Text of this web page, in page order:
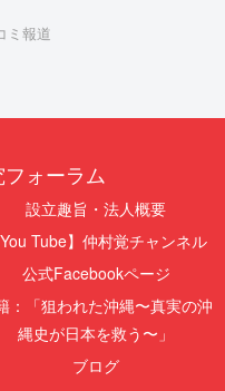
ミ報道
ォーラム
設立趣旨・法人概要
You Tube】仲村覚チャンネル
公式Facebookページ
：「狙われた沖縄〜真実の沖
縄史が日本を救う〜」
ブログ